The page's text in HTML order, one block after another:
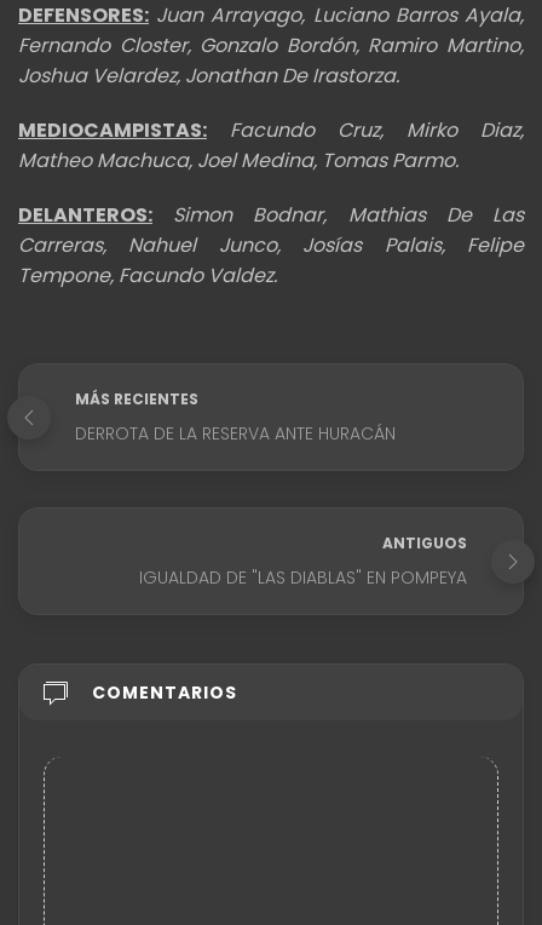
DEFENSORES: Juan Arrayago, Luciano Barros Ayala,
Fernando Closter, Gonzalo Bordón, Ramiro Martino,
Joshua Velardez, Jonathan De Irastorza.
MEDIOCAMPISTAS:
Facundo Cruz, Mirko Diaz,
Matheo Machuca, Joel Medina, Tomas Parmo.
DELANTEROS:
Simon Bodnar, Mathias De Las
Carreras, Nahuel Junco, Josías Palais, Felipe
Tempone, Facundo Valdez.
MÁS RECIENTES
DERROTA DE LA RESERVA ANTE HURACÁN
ANTIGUOS
IGUALDAD DE "LAS DIABLAS" EN POMPEYA
COMENTARIOS